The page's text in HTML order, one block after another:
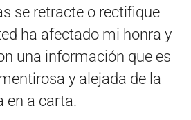
se retracte o rectifique
ha afectado mi honra y
una información que es
y alejada de la
en a carta.